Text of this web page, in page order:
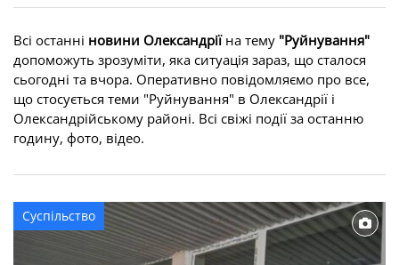
Всі останні новини Олександріїна тему "Руйнування"
допоможуть зрозуміти, яка ситуація зараз, що сталося
сьогодні та вчора. Оперативно повідомляємо про все,
що стосується теми "Руйнування" в Олександрії і
Олександрійському районі. Всі свіжі події за останню
годину, фото, відео.
Суспільство